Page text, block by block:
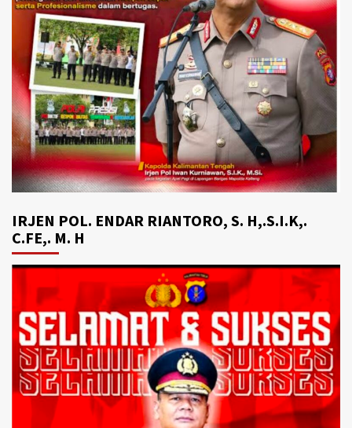
IRJEN POL. ENDAR RIANTORO, S. H,.S.I.K,.
C.FE,. M. H